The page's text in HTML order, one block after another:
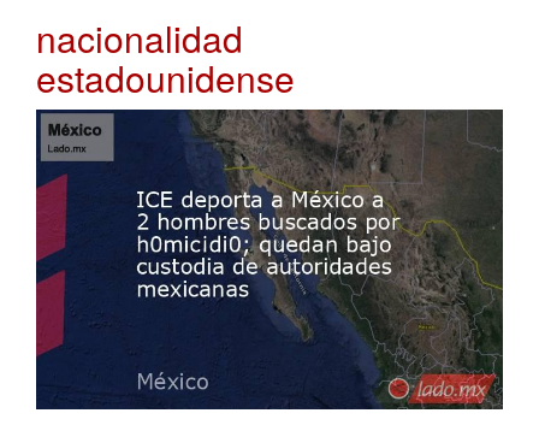
nacionalidad
estadounidense